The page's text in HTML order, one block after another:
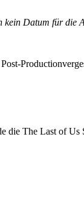
Datum für
die The Last of